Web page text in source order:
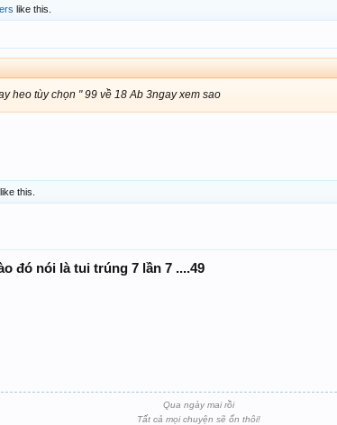
like this.
heo tùy chọn " 99 về 18 Ab 3ngay xem sao
like this.
đó nói là tui trúng 7 lần 7 ....49
Qua ngày mai rồi
Tất cả mọi chuyện sẽ ổn thôi!